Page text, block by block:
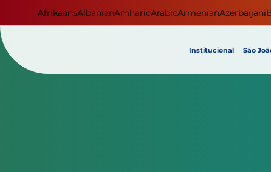
AfrikaansAlbanianAmharicArabicArmenianAzerbaijani
Institucional São